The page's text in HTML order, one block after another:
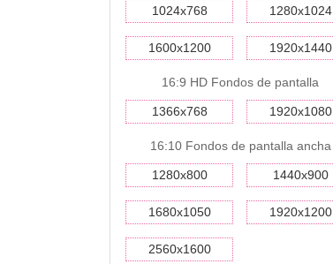
1024x768 1280x1024
1600x1200 1920x1440
16:9 HD Fondos de pantalla
1366x768 1920x1080
16:10 Fondos de pantalla ancha
1280x800 1440x900
1680x1050 1920x1200
2560x1600